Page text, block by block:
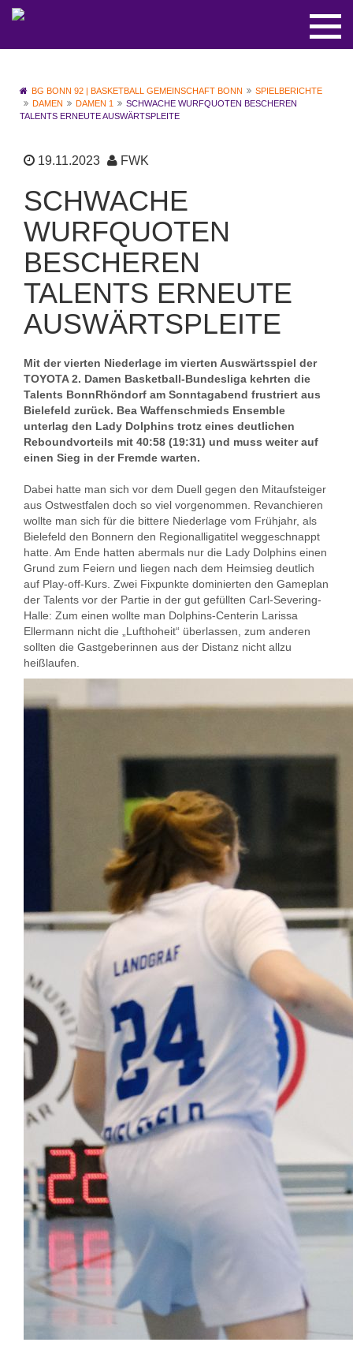
BG BONN 92 | BASKETBALL GEMEINSCHAFT BONN
SPIELBERICHTE
DAMEN
DAMEN 1
SCHWACHE WURFQUOTEN BESCHEREN
TALENTS ERNEUTE AUSWÄRTSPLEITE
19.11.2023 FWK
SCHWACHE
WURFQUOTEN
BESCHEREN
TALENTS ERNEUTE
AUSWÄRTSPLEITE
Mit der vierten Niederlage im vierten Auswärtsspiel der
TOYOTA 2. Damen Basketball-Bundesliga kehrten die
Talents BonnRhöndorf am Sonntagabend frustriert aus
Bielefeld zurück. Bea Waffenschmieds Ensemble
unterlag den Lady Dolphins trotz eines deutlichen
Reboundvorteils mit 40:58 (19:31) und muss weiter auf
einen Sieg in der Fremde warten.
Dabei hatte man sich vor dem Duell gegen den Mitaufsteiger
aus Ostwestfalen doch so viel vorgenommen. Revanchieren
wollte man sich für die bittere Niederlage vom Frühjahr, als
Bielefeld den Bonnern den Regionalligatitel weggeschnappt
hatte. Am Ende hatten abermals nur die Lady Dolphins einen
Grund zum Feiern und liegen nach dem Heimsieg deutlich
auf Play-off-Kurs. Zwei Fixpunkte dominierten den Gameplan
der Talents vor der Partie in der gut gefüllten Carl-Severing-
Halle: Zum einen wollte man Dolphins-Centerin Larissa
Ellermann nicht die „Lufthoheit“ überlassen, zum anderen
sollten die Gastgeberinnen aus der Distanz nicht allzu
heißlaufen.